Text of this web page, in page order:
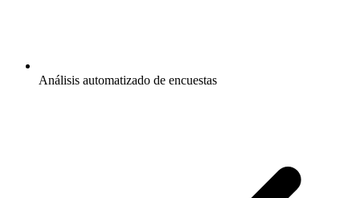
Análisis automatizado de encuestas